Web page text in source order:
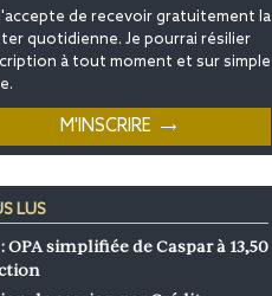
de recevoir gratuitement la
quotidienne. Je pourrai résilier
à tout moment et sur simple
LUS
OPA simplifiée de Caspar à 13,50